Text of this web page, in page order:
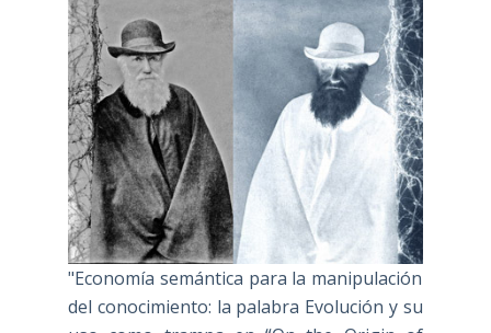
"Economía semántica para la manipulación
del conocimiento: la palabra Evolución y su